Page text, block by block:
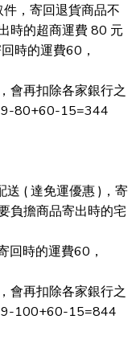
，寄回退貨商品不
時的超商運費 80 元
時的運費60，
，會再扣除各家銀行之
80+60-15=344
( 達免運優惠 )，寄
負擔商品寄出時的宅
時的運費60，
，會再扣除各家銀行之
100+60-15=844